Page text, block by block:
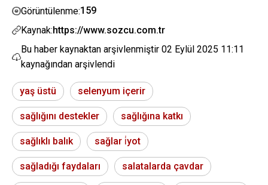
Görüntülenme:159
Kaynak:https://www.sozcu.com.tr
Bu haber kaynaktan arşivlenmiştir 02 Eylül 2025 11:11
kaynağından arşivlendi
yaş üstü selenyum içerir
sağlığını destekler sağlığına katkı
sağlıklı balık sağlar i̇yot
sağladığı faydaları salatalarda çavdar